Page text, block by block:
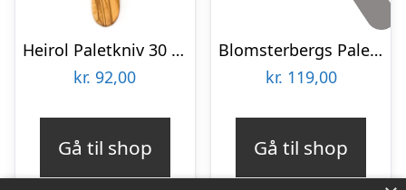
Heirol Paletkniv 30 cm, oliventræ
kr. 92,00
Gå til shop
Blomsterbergs Paletkniv 20 cm
kr. 119,00
Gå til shop